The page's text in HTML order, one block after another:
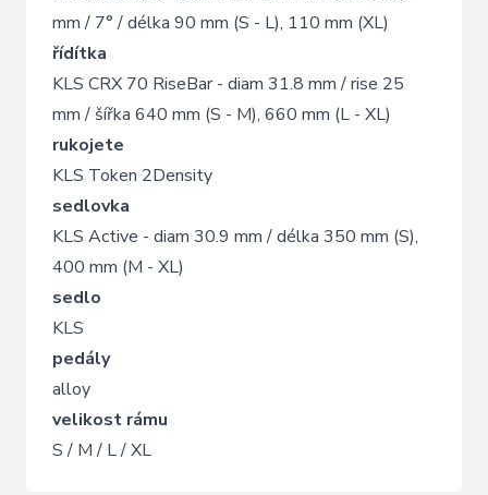
mm / 7° / délka 90 mm (S - L), 110 mm (XL)
řídítka
KLS CRX 70 RiseBar - diam 31.8 mm / rise 25
mm / šířka 640 mm (S - M), 660 mm (L - XL)
rukojete
KLS Token 2Density
sedlovka
KLS Active - diam 30.9 mm / délka 350 mm (S),
400 mm (M - XL)
sedlo
KLS
pedály
alloy
velikost rámu
S / M / L / XL